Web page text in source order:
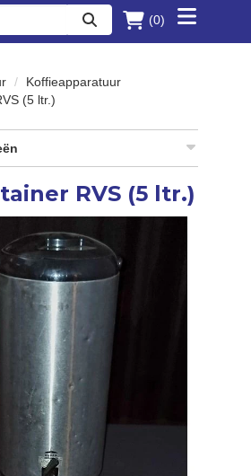
zoeken
(0)
Toggle
menu
Koffieapparatuur
(5 ltr.)
RVS (5 ltr.)